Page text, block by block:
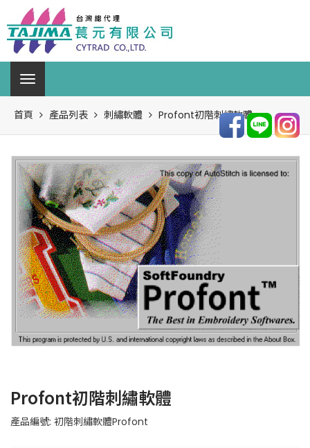
首頁 產品列表 刺繡軟體 Profont初階刺繡軟體
Profont初階刺繡軟體
產品編號: 初階刺繡軟體Profont